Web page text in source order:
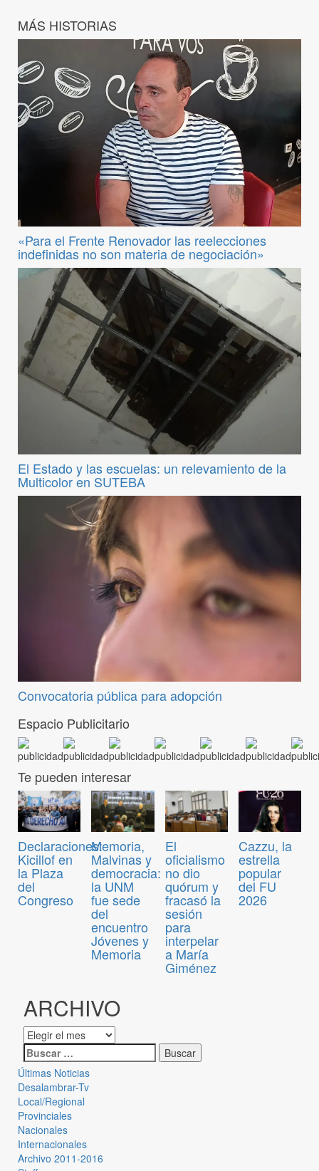
MÁS HISTORIAS
«Para el Frente Renovador las reelecciones
indefinidas no son materia de negociación»
El Estado y las escuelas: un relevamiento de la
Multicolor en SUTEBA
Convocatoria pública para adopción
Espacio Publicitario
Te pueden interesar
Declaraciones:
Kicillof en
la Plaza
del
Congreso
Memoria,
Malvinas y
democracia:
la UNM
fue sede
del
encuentro
Jóvenes y
Memoria
El
oficialismo
no dio
quórum y
fracasó la
sesión
para
interpelar
a María
Giménez
Cazzu, la
estrella
popular
del FU
2026
ARCHIVO
Últimas Noticias
Desalambrar-Tv
Local/Regional
Provinciales
Nacionales
Internacionales
Archivo 2011-2016